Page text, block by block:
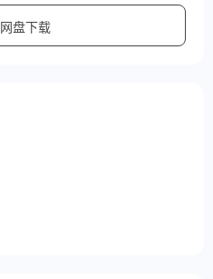
网盘下载